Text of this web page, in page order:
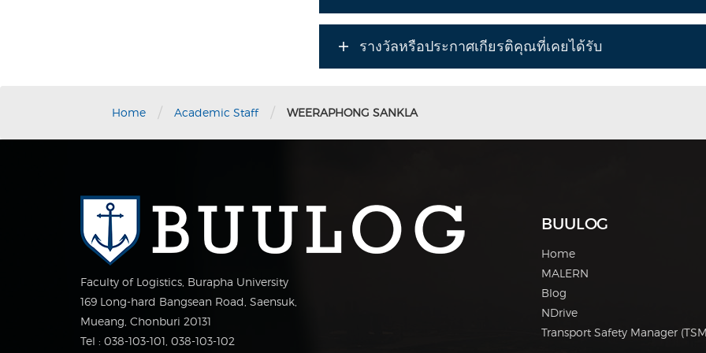
รางวัลหรือประกาศเกียรติคุณที่เคยได้รับ
Home / Academic Staff / WEERAPHONG SANKLA
Faculty of Logistics, Burapha University
169 Long-hard Bangsean Road, Saensuk,
Mueang, Chonburi 20131
Tel : 038-103-101, 038-103-102
BUULOG
Home
MALERN
Blog
NDrive
Transport Safety Manager